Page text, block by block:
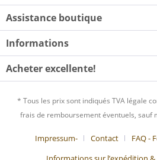
Assistance boutique
Informations
Acheter excellente!
* Tous les prix sont indiqués TVA légale
frais de remboursement éventuels, sauf
Impressum- Contact
FAQ -